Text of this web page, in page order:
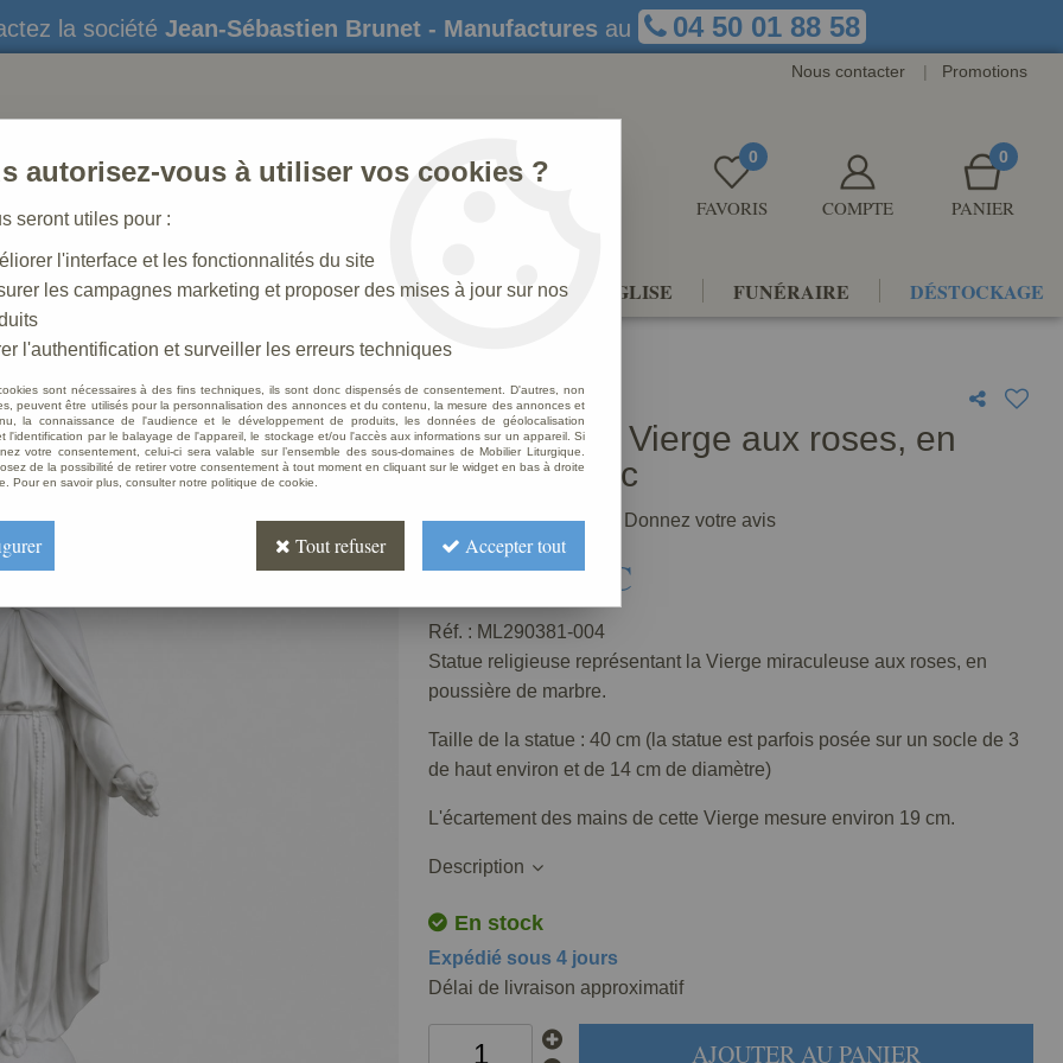
la société Jean-Sébastien Brunet - Manufactures au 04 50 01 88 58
Nous contacter | Promotions
0
FAVORIS COMPTE
0
PANIER
STATUES CRÈCHES DE NOËL AMÉNAGEMENTS D'ÉGLISE FUNÉRAIRE DÉSTOCKAGE
>Statue de la Vierge aux roses, en marbre blanc
Statue de la Vierge aux roses, en
marbre blanc
2Avis Donnez votre avis
223,20 €TTC
Réf. : ML290381-004
Statue religieuse représentant la Vierge miraculeuse aux roses, en
poussière de marbre.
Taille de la statue : 40 cm (la statue est parfois posée sur un socle de 3
de haut environ et de 14 cm de diamètre)
L'écartement des mains de cette Vierge mesure environ 19 cm.
Description
En stock
Expédié sous 4 jours
Délai de livraison approximatif
AJOUTER AU PANIER
autorisez-vous à utiliser vos cookies ?
seront utiles pour :
l'interface et les fonctionnalités du site
les campagnes marketing et proposer des mises à jour sur nos
l'authentification et surveiller les erreurs techniques
sont nécessaires à des fins techniques, ils sont donc dispensés de consentement. D'autres, non
peuvent être utilisés pour la personnalisation des annonces et du contenu, la mesure des annonces et
la connaissance de l'audience et le développement de produits, les données de géolocalisation
l'identification par le balayage de l'appareil, le stockage et/ou l'accès aux informations sur un appareil. Si
votre consentement, celui-ci sera valable sur l’ensemble des sous-domaines de Mobilier Liturgique.
de la possibilité de retirer votre consentement à tout moment en cliquant sur le widget en bas à droite
Pour en savoir plus, consulter notre politique de cookie.
Tout refuser Accepter tout